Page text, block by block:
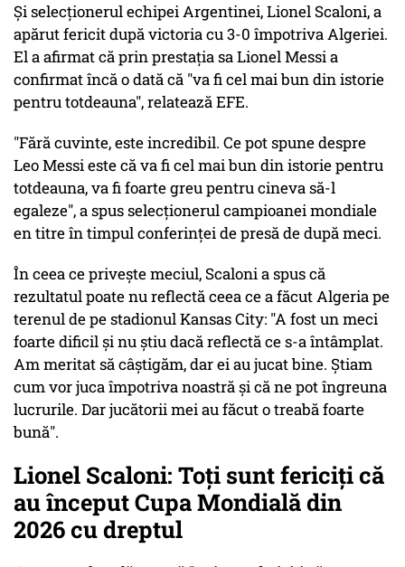
Și selecţionerul echipei Argentinei, Lionel Scaloni, a
apărut fericit după victoria cu 3-0 împotriva Algeriei.
El a afirmat că prin prestaţia sa Lionel Messi a
confirmat încă o dată că "va fi cel mai bun din istorie
pentru totdeauna", relatează EFE.
"Fără cuvinte, este incredibil. Ce pot spune despre
Leo Messi este că va fi cel mai bun din istorie pentru
totdeauna, va fi foarte greu pentru cineva să-l
egaleze", a spus selecţionerul campioanei mondiale
en titre în timpul conferinţei de presă de după meci.
În ceea ce priveşte meciul, Scaloni a spus că
rezultatul poate nu reflectă ceea ce a făcut Algeria pe
terenul de pe stadionul Kansas City: "A fost un meci
foarte dificil şi nu ştiu dacă reflectă ce s-a întâmplat.
Am meritat să câştigăm, dar ei au jucat bine. Ştiam
cum vor juca împotriva noastră şi că ne pot îngreuna
lucrurile. Dar jucătorii mei au făcut o treabă foarte
bună".
Lionel Scaloni: Toţi sunt fericiţi că
au început Cupa Mondială din
2026 cu dreptul